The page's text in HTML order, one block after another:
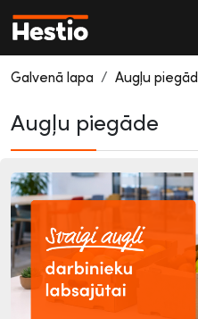
Galvenā lapa Augļu
Augļu piegāde